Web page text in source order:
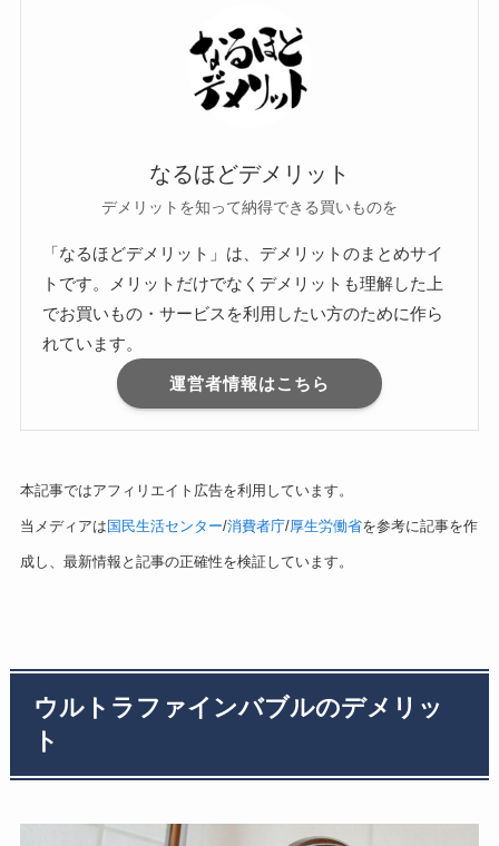
なるほどデメリット
デメリットを知って納得できる買いものを
「なるほどデメリット」は、デメリットのまとめサイ
トです。メリットだけでなくデメリットも理解した上
でお買いもの・サービスを利用したい方のために作ら
れています。
運営者情報はこちら
本記事ではアフィリエイト広告を利用しています。
当メディアは 国民生活センター/消費者庁/厚生労働省を参考に記事を作
成し、最新情報と記事の正確性を検証しています。
ウルトラファインバブルのデメリッ
ト